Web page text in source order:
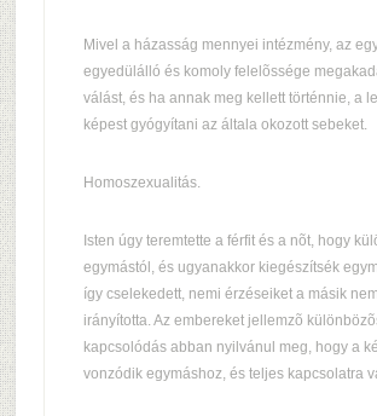
Mivel a házasság mennyei intézmény, az
egyedülálló és komoly felelõssége
válást, és ha annak meg kellett történnie, a
képest gyógyítani az általa okozott sebeket.
Homoszexualitás.
Isten úgy teremtette a férfit és a nõt, hogy
egymástól, és ugyanakkor kiegészítsék
így cselekedett, nemi érzéseiket a másik
irányította. Az embereket jellemzõ
kapcsolódás abban nyilvánul meg, hogy a
vonzódik egymáshoz, és teljes kapcsolatra